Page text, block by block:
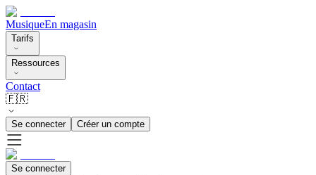
MusiqueEn magasin
Tarifs
Ressources
Contact
🇫🇷
Se connecter Créer un compte
Se connecter